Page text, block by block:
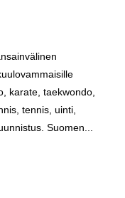
karate, taekwondo,
tennis, uinti,
Suomen...